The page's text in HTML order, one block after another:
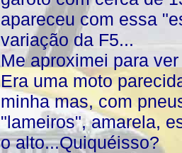
apareceu com essa
variação da F5...
Me aproximei para
Era uma moto
minha mas, com
"lameiros", amarela,
o alto...Quiquéisso?